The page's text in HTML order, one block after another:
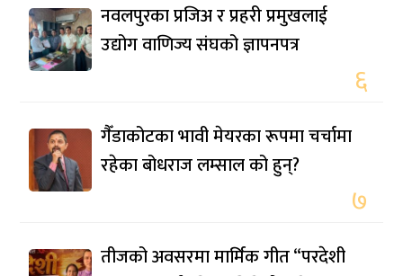
नवलपुरका प्रजिअ र प्रहरी प्रमुखलाई
उद्योग वाणिज्य संघको ज्ञापनपत्र
६
गैँडाकोटका भावी मेयरका रूपमा चर्चामा
रहेका बोधराज लम्साल को हुन्?
७
तीजको अवसरमा मार्मिक गीत “परदेशी